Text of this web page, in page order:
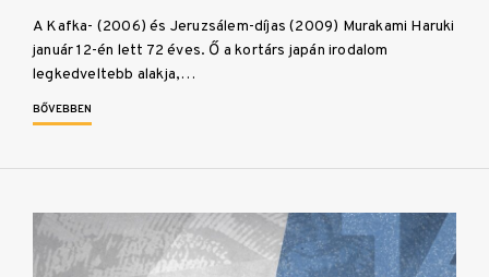
A Kafka- (2006) és Jeruzsálem-díjas (2009) Murakami Haruki
január 12-én lett 72 éves. Ő a kortárs japán irodalom
legkedveltebb alakja,…
BŐVEBBEN